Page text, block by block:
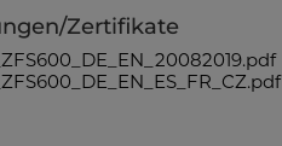
Zertifikate